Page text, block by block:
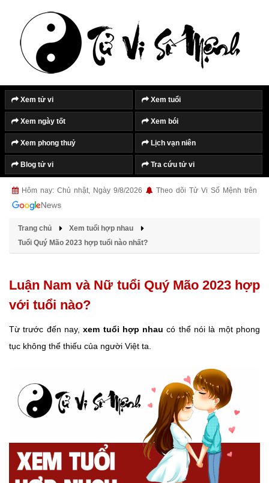
Xem tử vi Xem tuổi
Xem ngày tốt Xem bói
Xem phong thuỷ Lịch vạn niên
Blog tử vi Tra cứu tử vi
Hôm nay: Chủ nhật, Ngày 9/8/2026 Theo dõi Tử Vi Số Mệnh trên
Trang chủ
Xem tuổi hợp nhau
Tuổi Quý Mão 2023 hợp tuổi nào nhất?
Luận Nam và Nữ tuổi Quý Mão 2023 hợp
với tuổi nào?
Từ trước đến nay,xem tuổi hợp nhau có thể nói là một phong
tục không thể thiếu của người Việt ta.